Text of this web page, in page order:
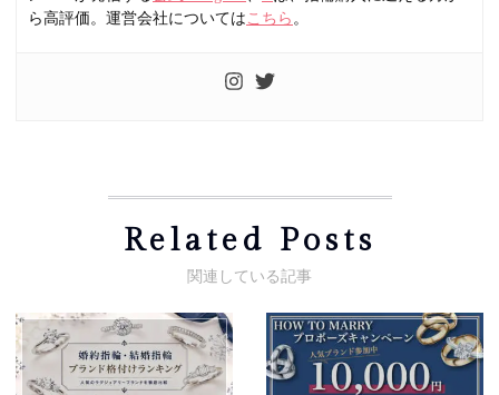
ら高評価。運営会社については こちら 。
Related Posts